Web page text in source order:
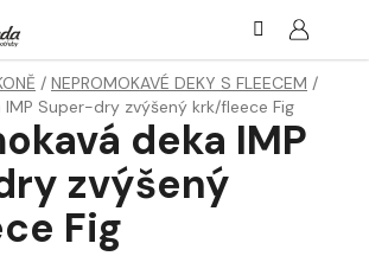
/ NEPROMOKAVÉ DEKY S FLEECEM /
Super-dry zvýšený krk/fleece Fig
deka IMP
zvýšený
Fig